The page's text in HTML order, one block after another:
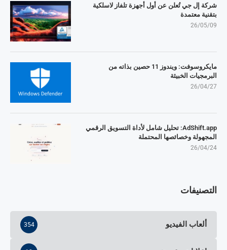
شركة إل جي تُعلن عن أول أجهزة تلفاز لاسلكية
بتقنية معتمدة
26/05/09
مايكروسوفت: ويندوز 11 حصين بذاته من
البرمجيات الخبيثة
26/04/27
AdShift.app: تحليل شامل لأداة التسويق الرقمي
المجهولة وخصائصها المحتملة
26/04/24
التصنيفات
ألعاب الفيديو 354